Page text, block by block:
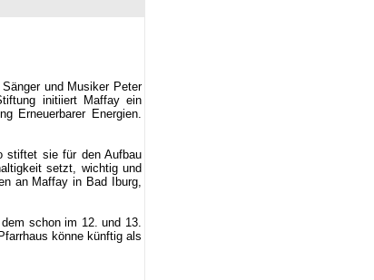
und Musiker Peter
initiiert Maffay ein
Erneuerbarer Energien.
stiftet sie für den Aufbau
setzt, wichtig und
an Maffay in Bad Iburg,
schon im 12. und 13.
könne künftig als